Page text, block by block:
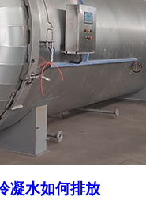
凝水如何排放